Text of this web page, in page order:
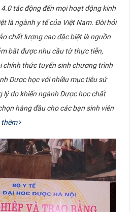
tác động đến mọi hoạt động kinh
là ngành y tế của Việt Nam. Đòi hỏi
chất lượng cao đặc biệt là nguồn
bắt được nhu cầu từ thực tiễn,
chính thức tuyển sinh chương trình
Dược học với nhiều mục tiêu sứ
lý do khiến ngành Dược học chất
hàng đầu cho các bạn sinh viên
thêm